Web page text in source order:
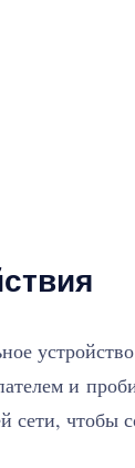
и
сети, чтобы